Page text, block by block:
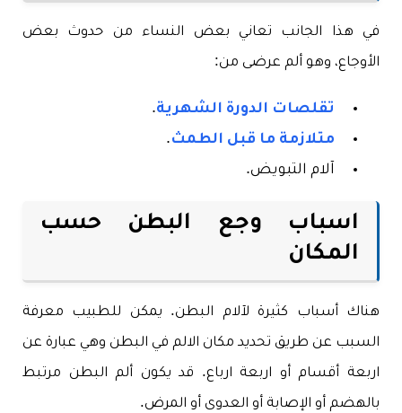
في هذا الجانب تعاني بعض النساء من حدوث بعض
الأوجاع، وهو ألم عرضى من:
تقلصات الدورة الشهرية.
متلازمة ما قبل الطمث.
آلام التبويض.
اسباب وجع البطن حسب
المكان
هناك أسباب كثيرة لآلام البطن. يمكن للطبيب معرفة
السبب عن طريق تحديد مكان الالم في البطن وهي عبارة عن
اربعة أقسام أو اربعة ارباع. قد يكون ألم البطن مرتبط
بالهضم أو الإصابة أو العدوى أو المرض.